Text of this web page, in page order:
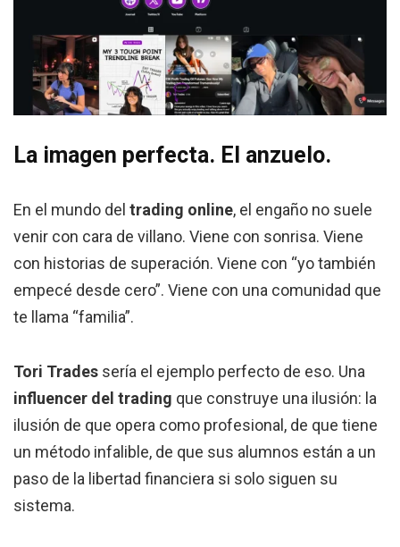
La imagen perfecta. El anzuelo.
En el mundo del trading online, el engaño no suele
venir con cara de villano. Viene con sonrisa. Viene
con historias de superación. Viene con “yo también
empecé desde cero”. Viene con una comunidad que
te llama “familia”.
Tori Trades sería el ejemplo perfecto de eso. Una
influencer del trading que construye una ilusión: la
ilusión de que opera como profesional, de que tiene
un método infalible, de que sus alumnos están a un
paso de la libertad financiera si solo siguen su
sistema.